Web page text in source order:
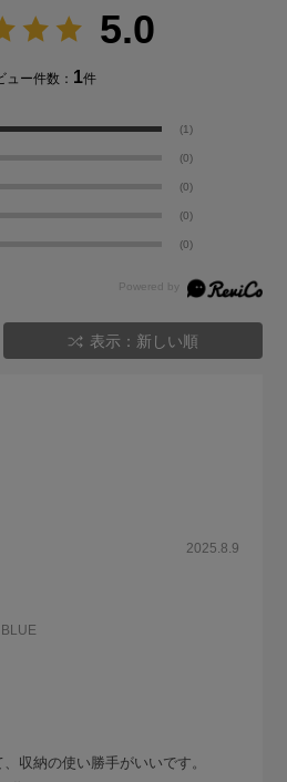
5.0
ュー件数： 1件
(1)
(0)
(0)
(0)
(0)
表示：新しい順
2025.8.9
収納の使い勝手がいいです。